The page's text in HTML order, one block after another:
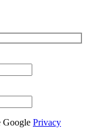
Google Privacy